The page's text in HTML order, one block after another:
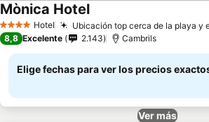
4 EstrellasHotel Ubicación top cerca de la playa y
Mònica Hotel
8,8 Excelente 2.143 Cambrils
Elige fechas para ver los precios
Ver más